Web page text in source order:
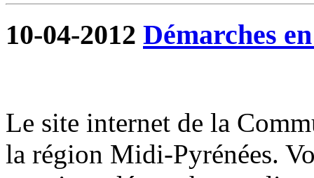
10-04-2012 Démarches
Le site internet de la
la région Midi-Pyrénées.